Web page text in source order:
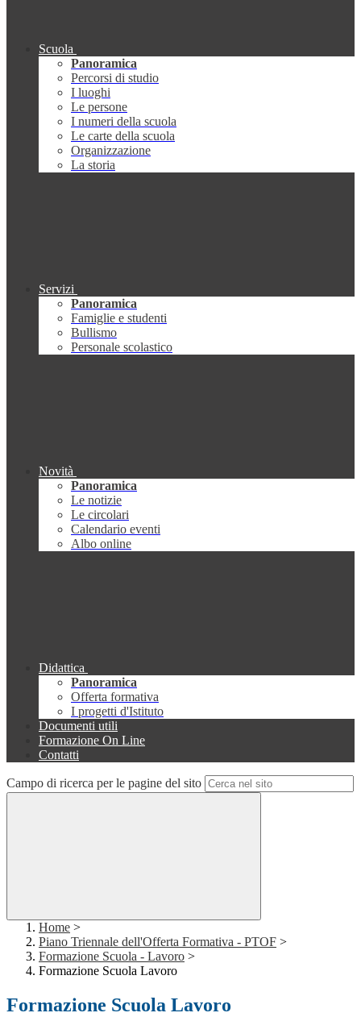
Scuola
Panoramica
Percorsi di studio
I luoghi
Le persone
I numeri della scuola
Le carte della scuola
Organizzazione
La storia
Servizi
Panoramica
Famiglie e studenti
Bullismo
Personale scolastico
Novità
Panoramica
Le notizie
Le circolari
Calendario eventi
Albo online
Didattica
Panoramica
Offerta formativa
I progetti d'Istituto
Documenti utili
Formazione On Line
Contatti
Campo di ricerca per le pagine del sito
Home >
Piano Triennale dell'Offerta Formativa - PTOF >
Formazione Scuola - Lavoro >
Formazione Scuola Lavoro
Formazione Scuola Lavoro